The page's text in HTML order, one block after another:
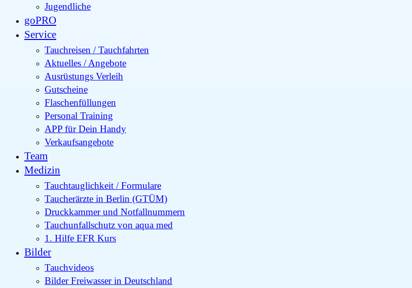
Jugendliche
goPRO
Service
Tauchreisen / Tauchfahrten
Aktuelles / Angebote
Ausrüstungs Verleih
Gutscheine
Flaschenfüllungen
Personal Training
APP für Dein Handy
Verkaufsangebote
Team
Medizin
Tauchtauglichkeit / Formulare
Taucherärzte in Berlin (GTÜM)
Druckkammer und Notfallnummern
Tauchunfallschutz von aqua med
1. Hilfe EFR Kurs
Bilder
Tauchvideos
Bilder Freiwasser in Deutschland